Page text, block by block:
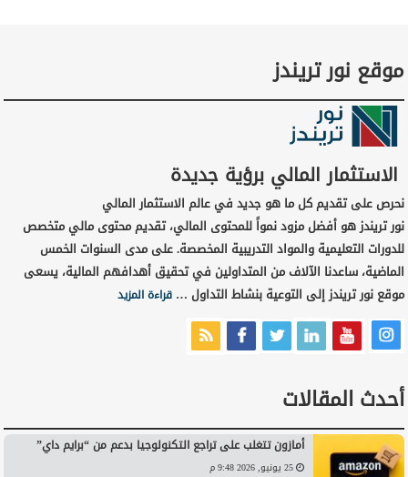
موقع نور تريندز
الاستثمار المالي برؤية جديدة
نحرص على تقديم كل ما هو جديد في عالم الاستثمار المالي
نور تريندز هو أفضل مزود نمواً للمحتوى المالي، تقديم محتوى مالي متخصص
للدورات التعليمية والمواد التدريبية المخصصة. على مدى السنوات الخمس
الماضية، ساعدنا الآلاف من المتداولين في تحقيق أهدافهم المالية، يسعى
موقع نور تريندز إلى التوعية بنشاط التداول …قراءة المزيد
أحدث المقالات
أمازون تتغلب على تراجع التكنولوجيا بدعم من “برايم داي”
25 يونيو, 2026 9:48 م